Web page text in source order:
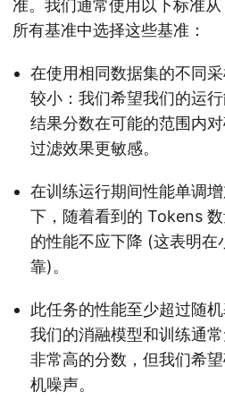
准。我们通常使用以下标准从
所有基准中选择这些基准：
在使用相同数据集的不同
较小：我们希望我们的运
结果分数在可能的范围内
过滤效果更敏感。
在训练运行期间性能单调
下，随着看到的 Tokens
的性能不应下降 (这表明在
靠)。
此任务的性能至少超过随
我们的消融模型和训练通
非常高的分数，但我们希
机噪声。